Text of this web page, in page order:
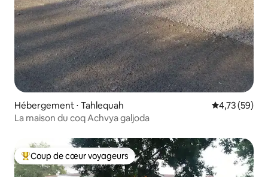
Hébergement ⋅ Tahlequah Évaluation
4,73 (59)
La maison du coq Achvya galjoda
Coups de cœur voyageurs les plus appréciés
Coup de cœur voyageurs